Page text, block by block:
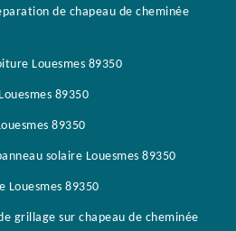
de chapeau de cheminée
Louesmes 89350
89350
89350
solaire Louesmes 89350
Louesmes 89350
grillage sur chapeau de cheminée